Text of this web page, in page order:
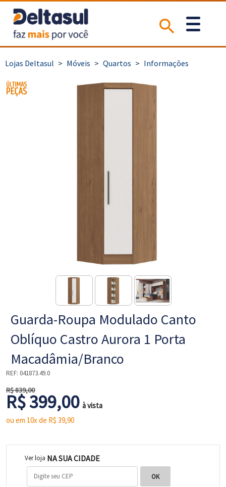
> Móveis > Quartos > Informações
Guarda-Roupa Modulado Canto
Oblíquo Castro Aurora 1 Porta
Macadâmia/Branco
REF: 041873.49.0
R$ 839,00
R$ 399,00à vista
ou em 10x de R$39,90
Ver loja NA SUA CIDADE